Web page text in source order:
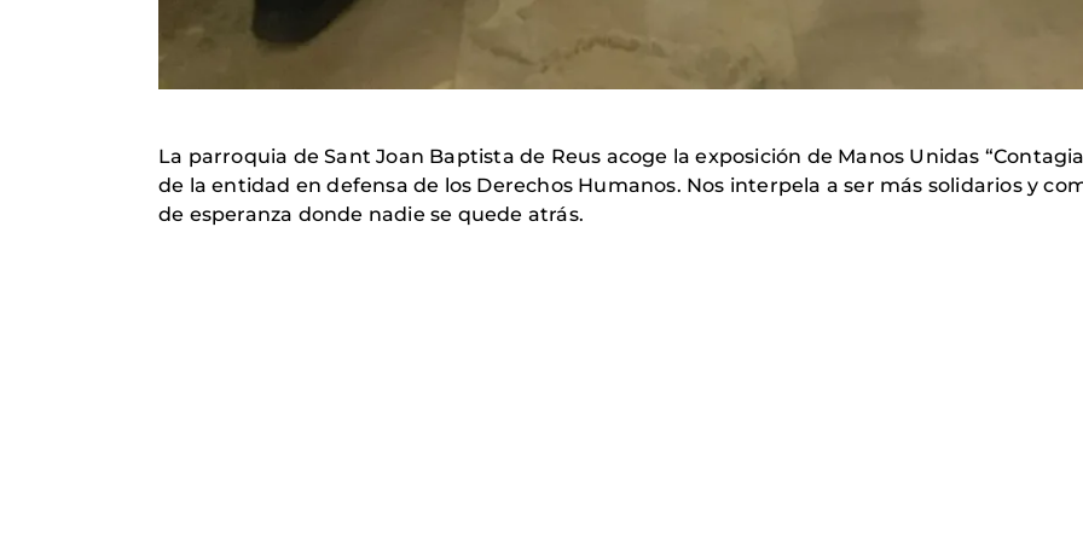
La parroquia de Sant Joan Baptista de Reus acoge la exposición de Manos Unidas
de la entidad en defensa de los Derechos Humanos. Nos interpela a ser más solidarios y
de esperanza donde nadie se quede atrás.